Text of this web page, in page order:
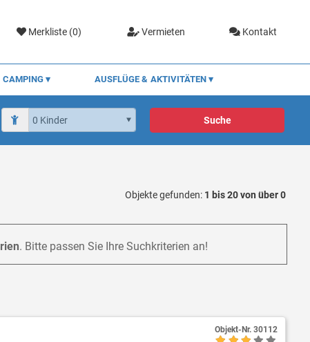
Merkliste (0) Vermieten Kontakt
CAMPING AUSFLÜGE & AKTIVITÄTEN
Suche
Objekte gefunden: 1 bis 20 von über 0
. Bitte passen Sie Ihre Suchkriterien an!
Objekt-Nr. 30112